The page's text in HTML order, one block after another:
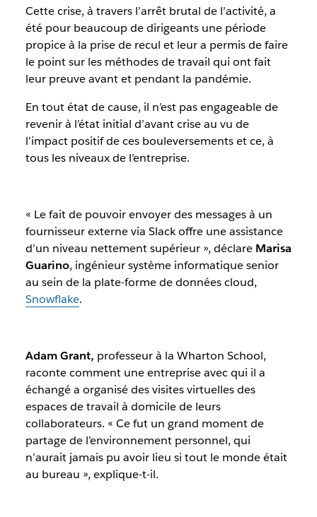
Cette crise, à travers l’arrêt brutal de l’activité, a
été pour beaucoup de dirigeants une période
propice à la prise de recul et leur a permis de faire
le point sur les méthodes de travail qui ont fait
leur preuve avant et pendant la pandémie.
En tout état de cause, il n’est pas engageable de
revenir à l’état initial d’avant crise au vu de
l’impact positif de ces bouleversements et ce, à
tous les niveaux de l’entreprise.
« Le fait de pouvoir envoyer des messages à un
fournisseur externe via Slack offre une assistance
d’un niveau nettement supérieur », déclare Marisa
Guarino, ingénieur système informatique senior
au sein de la plate-forme de données cloud,
Snowflake.
Adam Grant, professeur à la Wharton School,
raconte comment une entreprise avec qui il a
échangé a organisé des visites virtuelles des
espaces de travail à domicile de leurs
collaborateurs. « Ce fut un grand moment de
partage de l’environnement personnel, qui
n’aurait jamais pu avoir lieu si tout le monde était
au bureau », explique-t-il.